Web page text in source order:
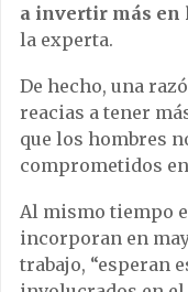
a invertir más en
la experta.
De hecho, una
reacias a tener
que los hombres
comprometidos
Al mismo tiempo
incorporan en
trabajo, “esperan